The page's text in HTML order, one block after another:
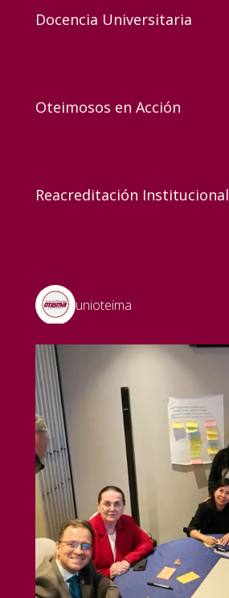
Docencia Universitaria
Oteimosos en Acción
Reacreditación Institucional
unioteima